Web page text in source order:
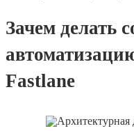
Зачем делать
Fastlane